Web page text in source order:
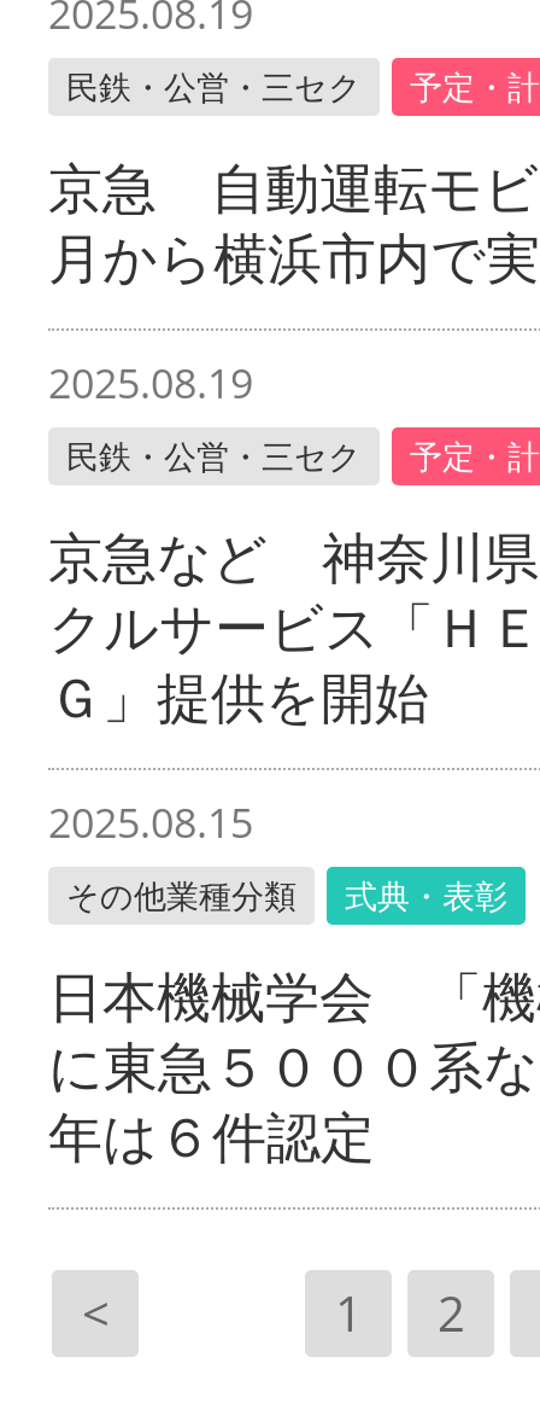
2025.08.19
民鉄・公営・三セク 予定・
京急 自動運転モ
月から横浜市内で
2025.08.19
民鉄・公営・三セク 予定・
京急など 神奈川
クルサービス「Ｈ
Ｇ」提供を開始
2025.08.15
その他業種分類 式典・表彰
日本機械学会 「
に東急５０００系
年は６件認定
< 1 2